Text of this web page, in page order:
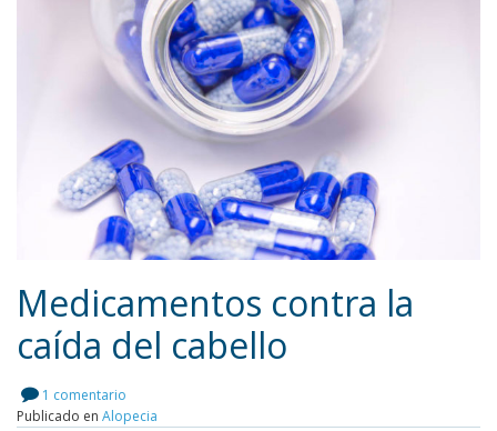
Medicamentos contra la
caída del cabello
1 comentario
Publicado en Alopecia